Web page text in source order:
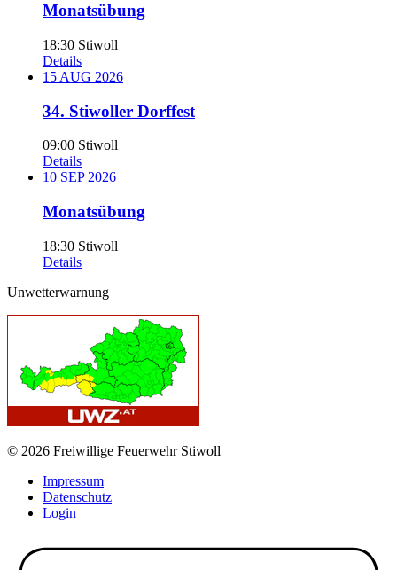
Monatsübung
18:30 Stiwoll
Details
15 AUG 2026
34. Stiwoller Dorffest
09:00 Stiwoll
Details
10 SEP 2026
Monatsübung
18:30 Stiwoll
Details
Unwetterwarnung
© 2026 Freiwillige Feuerwehr Stiwoll
Impressum
Datenschutz
Login